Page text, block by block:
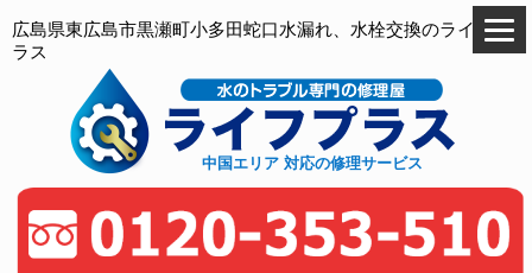
広島県東広島市黒瀬町小多田蛇口水漏れ、水栓交換のライフプ
ラス
中国エリア 対応の修理サービス